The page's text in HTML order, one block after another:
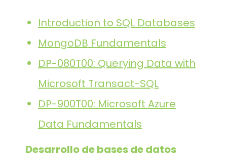
Introduction to SQL Databases
MongoDB Fundamentals
DP-080T00: Querying Data with
Microsoft Transact-SQL
DP-900T00: Microsoft Azure
Data Fundamentals
Desarrollo de bases de datos